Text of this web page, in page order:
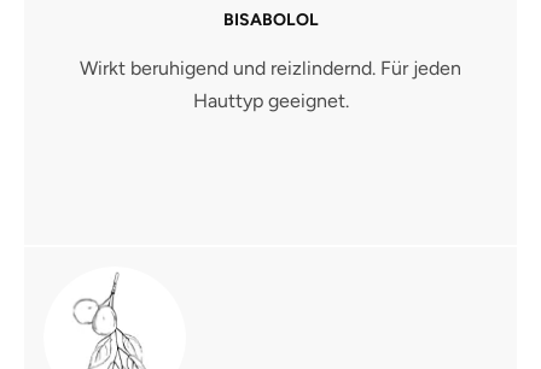
BISABOLOL
Wirkt beruhigend und reizlindernd. Für jeden
Hauttyp geeignet.